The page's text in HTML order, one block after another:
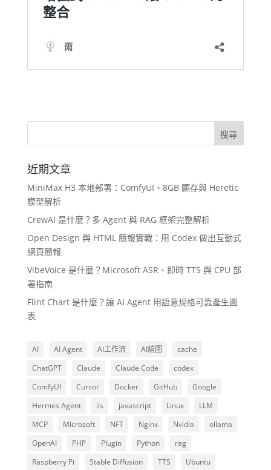
近期文章
MiniMax H3 本地部署：ComfyUI、8GB 顯存與 Heretic
模型解析
CrewAI 是什麼？多 Agent 與 RAG 框架完整解析
Open Design 與 HTML 簡報實戰：用 Codex 做出互動式
網頁簡報
VibeVoice 是什麼？Microsoft ASR、即時 TTS 與 CPU 部
署指南
Flint Chart 是什麼？讓 AI Agent 用語意規格可靠產生圖
表
AI AI Agent AI工作流 AI繪圖
cache
ChatGPT
Claude Claude Code
codex
ComfyUI
Cursor Docker GitHub
Google
Hermes Agent
iis javascript Linux
LLM
MCP
Microsoft NFT Nginx Nvidia
ollama
OpenAI
PHP Plugin Python
rag
Raspberry Pi
Stable Diffusion TTS Ubuntu